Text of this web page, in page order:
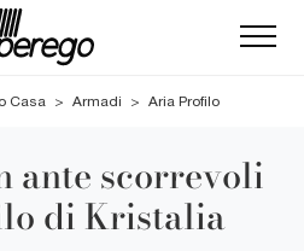
Casa > Armadi > Aria Profilo
ante scorrevoli
di Kristalia